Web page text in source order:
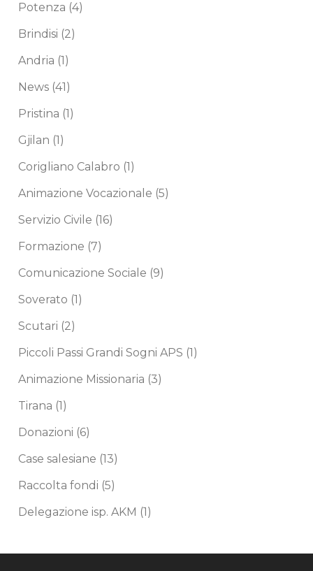
Potenza (4)
Brindisi (2)
Andria (1)
News (41)
Pristina (1)
Gjilan (1)
Corigliano Calabro (1)
Animazione Vocazionale (5)
Servizio Civile (16)
Formazione (7)
Comunicazione Sociale (9)
Soverato (1)
Scutari (2)
Piccoli Passi Grandi Sogni APS (1)
Animazione Missionaria (3)
Tirana (1)
Donazioni (6)
Case salesiane (13)
Raccolta fondi (5)
Delegazione isp. AKM (1)